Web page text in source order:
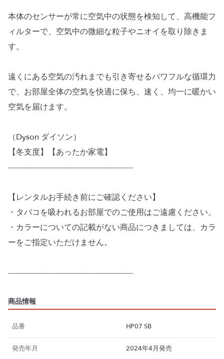
本体のセンサーが常に空気中の状態を検知して、高機能フ
ィルターで、空気中の微細な粒子やニオイを取り除きま
す。
遠くにある空気の汚れまでも引き寄せるパワフルな循環力
で、お部屋全体の空気を快適に保ち、速く、均一に暖かい
空気を届けます。
（Dyson ダイソン）
【冬支度】【あったか家電】
--------------------------------------------------
【レンタルお手続き前にご確認ください】
・タバコを吸われるお部屋でのご使用はご遠慮ください。
・カラーについての記載がない商品につきましては、カラ
ーをご指定いただけません。
商品情報
品番 HP07 SB
発売年月 2024年4月発売